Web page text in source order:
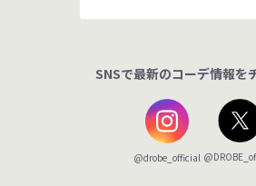
SNSで最新のコーデ情報を
@drobe_official